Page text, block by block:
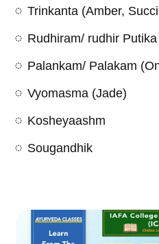
Trinkanta (Amber,
Rudhiram/ rudhir
Palankam/ Palakam
Vyomasma (Jade)
Kosheyaashm
Sougandhik